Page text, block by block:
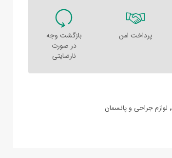
پرداخت امن
بازگشت وجه
در صورت
نارضایتی
, لوازم جراحی و پانسمان